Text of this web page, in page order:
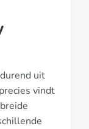
uit
vindt